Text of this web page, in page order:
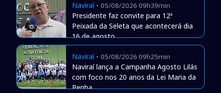
Naviraí- 05/08/2026 09h39min
Presidente faz convite para 12ª
Peixada da Seleta que acontecerá dia
16 de agosto
Naviraí- 05/08/2026 09h25min
Naviraí lança a Campanha Agosto Lilás
com foco nos 20 anos da Lei Maria da
Penha